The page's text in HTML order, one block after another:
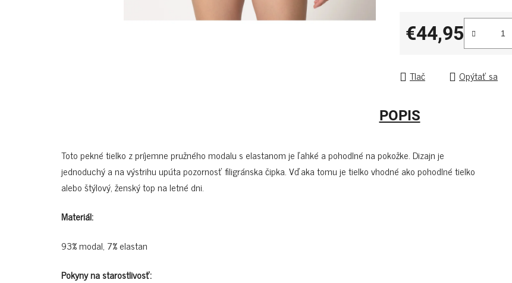
€44,95
Jednotková cena:
Tlač Opýtať sa
POPIS
Toto pekné tielko z príjemne pružného modalu s elastanom je ľahké a pohodlné na pokožke. Dizajn je
jednoduchý a na výstrihu upúta pozornosť filigránska čipka. Vďaka tomu je tielko vhodné ako pohodlné tielko
alebo štýlový, ženský top na letné dni.
Materiál:
93% modal, 7% elastan
Pokyny na starostlivosť: